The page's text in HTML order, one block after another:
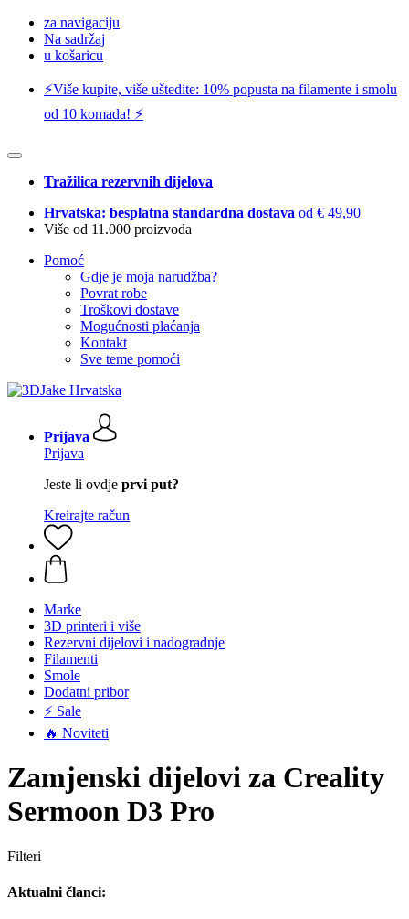
za navigaciju
Na sadržaj
u košaricu
⚡️Više kupite, više uštedite: 10% popusta na filamente i smolu
od 10 komada! ⚡️
Tražilica rezervnih dijelova
Hrvatska: besplatna standardna dostava od € 49,90
Više od 11.000 proizvoda
Pomoć
Gdje je moja narudžba?
Povrat robe
Troškovi dostave
Mogućnosti plaćanja
Kontakt
Sve teme pomoći
Prijava
Prijava
Jeste li ovdje prvi put?
Kreirajte račun
Marke
3D printeri i više
Rezervni dijelovi i nadogradnje
Filamenti
Smole
Dodatni pribor
⚡ Sale
🔥 Noviteti
Zamjenski dijelovi za Creality
Sermoon D3 Pro
Filteri
Aktualni članci: